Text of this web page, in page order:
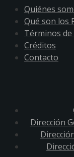
Quiénes
Qué son los
Términos de
Créditos
Contacto
Dirección